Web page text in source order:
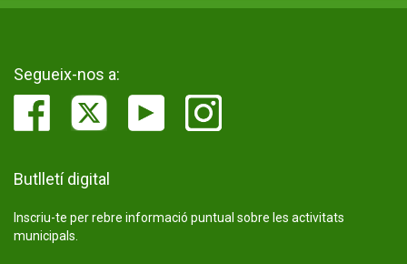
Segueix-nos a:
Butlletí digital
Inscriu-te per rebre informació puntual sobre les activitats
municipals.